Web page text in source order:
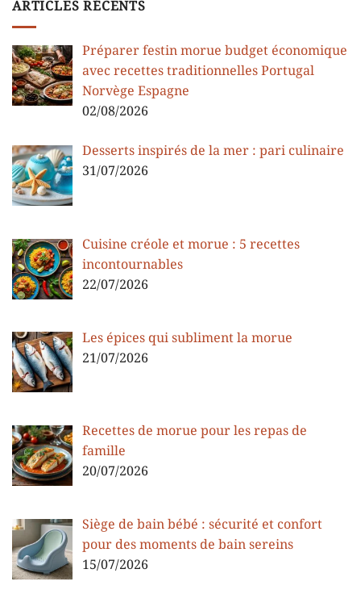
ARTICLES RÉCENTS
Préparer festin morue budget économique
avec recettes traditionnelles Portugal
Norvège Espagne
02/08/2026
Desserts inspirés de la mer : pari culinaire
31/07/2026
Cuisine créole et morue : 5 recettes
incontournables
22/07/2026
Les épices qui subliment la morue
21/07/2026
Recettes de morue pour les repas de
famille
20/07/2026
Siège de bain bébé : sécurité et confort
pour des moments de bain sereins
15/07/2026